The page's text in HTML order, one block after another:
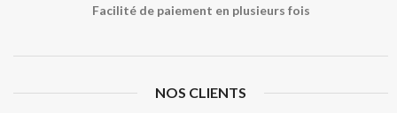
Facilité de paiement en plusieurs fois
NOS CLIENTS